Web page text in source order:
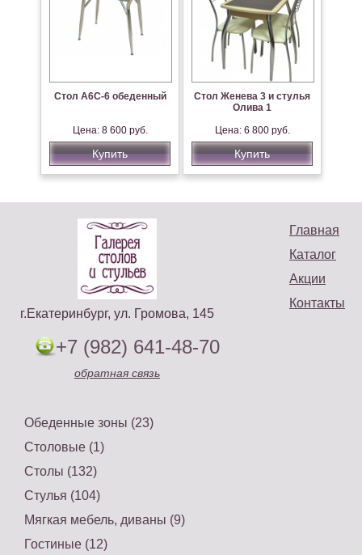
Стол А6С-6 обеденный
Цена: 8 600 руб.
Купить
Стол Женева 3 и стулья
Олива 1
Цена: 6 800 руб.
Купить
Главная
Каталог
Акции
Контакты
г.Екатеринбург, ул. Громова, 145
+7 (982) 641-48-70
обратная связь
Обеденные зоны (23)
Столовые (1)
Столы (132)
Стулья (104)
Мягкая мебель, диваны (9)
Гостиные (12)